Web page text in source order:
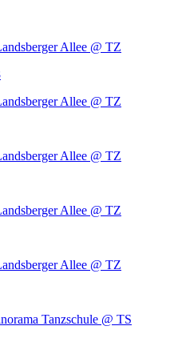
Allee @ TZ
Allee @ TZ
Allee @ TZ
Allee @ TZ
Allee @ TZ
Tanzschule @ TS